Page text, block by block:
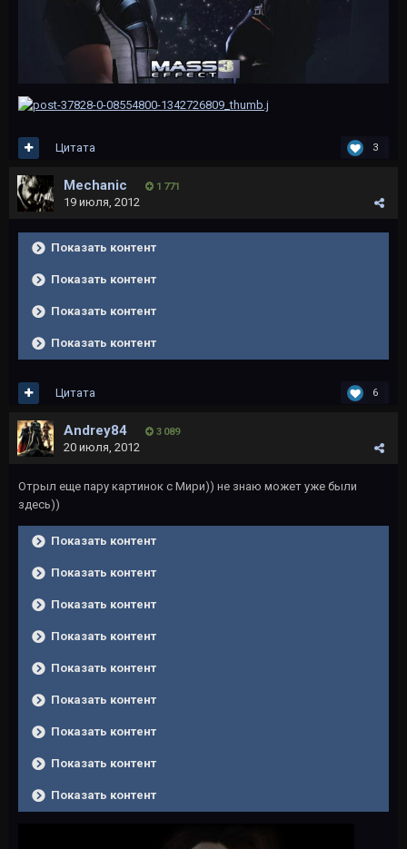
3
Цитата
Mechanic 1 771
19 июля, 2012
Показать контент
Показать контент
Показать контент
Показать контент
6
Цитата
Andrey84 3 089
20 июля, 2012
Отрыл еще пару картинок с Мири)) не знаю может уже были
здесь))
Показать контент
Показать контент
Показать контент
Показать контент
Показать контент
Показать контент
Показать контент
Показать контент
Показать контент